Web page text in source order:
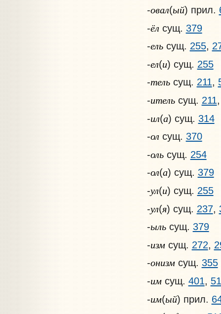
-овал(ый) прил.
-ёл сущ. 379
-ельсущ. 255,
-ел(и) сущ. 255
-тельсущ. 211,
-ительсущ. 211
-ил(а) сущ. 314
-ол сущ. 370
-ольсущ. 254
-ол(а) сущ. 379
-ул(и) сущ. 255
-ул(я) сущ. 237,
-ыльсущ. 379
-измсущ. 272,
-онизмсущ. 355
-имсущ. 401,
-им(ый) прил.